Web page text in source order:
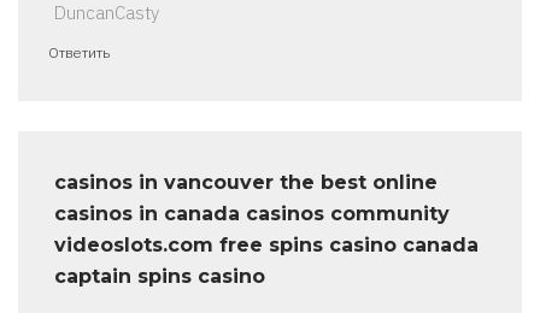
DuncanCasty
Ответить
casinos in vancouver the best online
casinos in canada casinos community
videoslots.com free spins casino canada
captain spins casino